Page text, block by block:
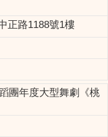
正路1188號1樓
團年度大型舞劇《桃